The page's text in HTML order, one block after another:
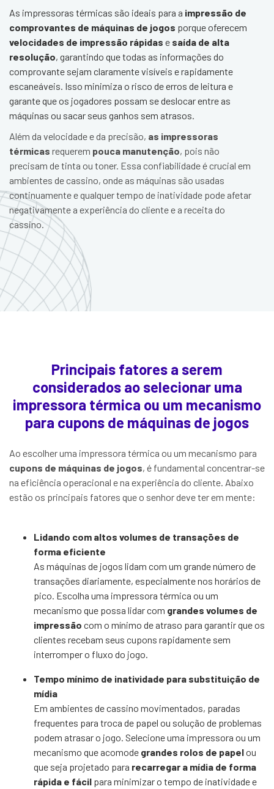
As impressoras térmicas são ideais para a impressão de
comprovantes de máquinas de jogos porque oferecem
velocidades de impressão rápidas e saída de alta
resolução, garantindo que todas as informações do
comprovante sejam claramente visíveis e rapidamente
escaneáveis. Isso minimiza o risco de erros de leitura e
garante que os jogadores possam se deslocar entre as
máquinas ou sacar seus ganhos sem atrasos.
Além da velocidade e da precisão, as impressoras
térmicas requerem pouca manutenção, pois não
precisam de tinta ou toner. Essa confiabilidade é crucial em
ambientes de cassino, onde as máquinas são usadas
continuamente e qualquer tempo de inatividade pode afetar
negativamente a experiência do cliente e a receita do
cassino.
Principais fatores a serem
considerados ao selecionar uma
impressora térmica ou um mecanismo
para cupons de máquinas de jogos
Ao escolher uma impressora térmica ou um mecanismo para
cupons de máquinas de jogos, é fundamental concentrar-se
na eficiência operacional e na experiência do cliente. Abaixo
estão os principais fatores que o senhor deve ter em mente:
Lidando com altos volumes de transações de
forma eficiente
As máquinas de jogos lidam com um grande número de
transações diariamente, especialmente nos horários de
pico. Escolha uma impressora térmica ou um
mecanismo que possa lidar com grandes volumes de
impressão com o mínimo de atraso para garantir que os
clientes recebam seus cupons rapidamente sem
interromper o fluxo do jogo.
Tempo mínimo de inatividade para substituição de
mídia
Em ambientes de cassino movimentados, paradas
frequentes para troca de papel ou solução de problemas
podem atrasar o jogo. Selecione uma impressora ou um
mecanismo que acomode grandes rolos de papelou
que seja projetado para recarregar a mídia de forma
rápida e fácil para minimizar o tempo de inatividade e